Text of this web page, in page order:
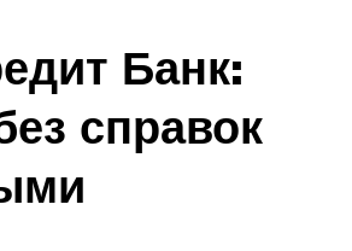
Банк:
справок